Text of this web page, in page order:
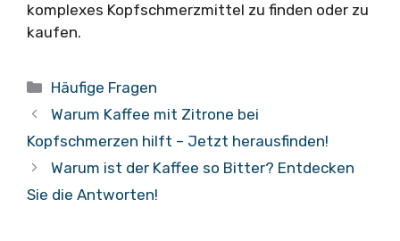
komplexes Kopfschmerzmittel zu finden oder zu
kaufen.
Kategorien
Häufige Fragen
Warum Kaffee mit Zitrone bei
Kopfschmerzen hilft – Jetzt herausfinden!
Warum ist der Kaffee so Bitter? Entdecken
Sie die Antworten!